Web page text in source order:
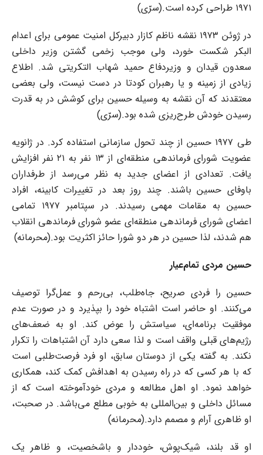
۱۹۷۱ طراحی کرده است.(سرّی)
در ژوئن ۱۹۷۳ نقشه ناظم کازار دبیرکل امنیت عمومی برای اعدام
البکر شکست خورد، ولی موجب زخمی گشتن وزیر داخلی
سعدون قیدان و وزیردفاع حمید شهاب التکریتی شد. اطلاع
زیادی از زمینه و یا رهبران کودتا در دست نیست، ولی بعضی
معتقدند که آن نقشه به وسیله حسین برای کوشش در به قدرت
رسیدن خودش طرح‌ریزی شده بود.(سرّی)
طی ۱۹۷۷ حسین از چند تحول سازمانی استفاده کرد. در ژانویه
عضویت شورای فرماندهی منطقه‌ای از ۱۳ نفر به ۲۱ نفر افزایش
یافت. تعدادی از اعضای جدید به نظر می‌رسد از طرفداران
باوفای حسین باشند. چند روز بعد در تغییرات کابینه، افراد
حسین به مقامات مهمی رسیدند. در سپتامبر ۱۹۷۷ تمامی
اعضای شورای فرماندهی منطقه‌ای عضو شورای فرماندهی انقلاب
هم شدند، لذا حسین در هر دو شورا حائز اکثریت بود.(محرمانه)
حسین مردی تمام‌عیار
حسین را فردی صریح، جاه‌طلب، بی‌رحم و عمل‌گرا توصیف
می‌کنند. او حاضر است اشتباه خود را بپذیرد و در صورت عدم
موفقیت برنامه‌ای، سیاستش را عوض کند. او به ضعف‌های
رژیم‌های قبلی واقف است و لذا سعی دارد آن اشتباهات را تکرار
نکند. به گفته یکی از دوستان سابق، او فرد فرصت‌طلبی است
که با هر کسی که در راه رسیدن به اهدافش کمک کند، همکاری
خواهد نمود. او اهل مطالعه و مردی خودآموخته است که از
مسائل داخلی و بین‌المللی به خوبی مطلع می‌باشد. در صحبت،
او ظاهری آرام و مصمم دارد.(محرمانه)
او قد بلند، شیک‌پوش، خوددار و باشخصیت، و ظاهر یک